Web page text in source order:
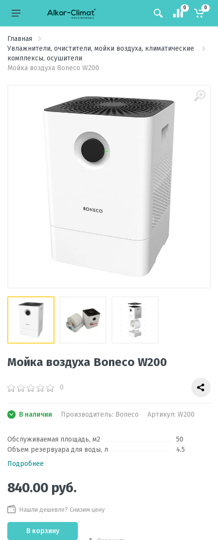
0 0
Главная
Увлажнители, очистители, мойки воздуха, климатические
комплексы, осушители
Мойка воздуха Boneco W200
Мойка воздуха Boneco W200
0
В наличии Производитель: Boneco Артикул: W200
Обслуживаемая площадь, м2
50
Объем резервуара для воды, л
4.5
Подробнее
840.00руб.
Нашли дешевле? Снизим цену
В корзину